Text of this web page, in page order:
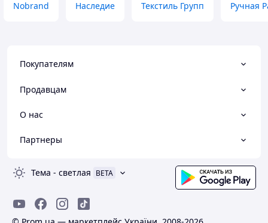
Nobrand Наследие Текстиль Групп Ручная
Покупателям
Продавцам
О нас
Партнеры
Тема - светлая BETA